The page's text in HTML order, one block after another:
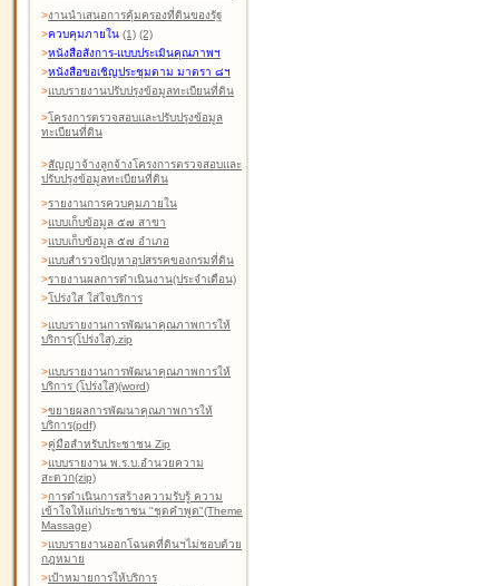
>งานนำเสนอการคุ้มครองที่ดินของรัฐ
>ควบคุมภายใน (1) (2)
>หนังสือสังการ-แบบประเมินคุณภาพฯ
>หนังสือขอเชิญประชุมตาม มาตรา ๘ฯ
>แบบรายงานปรับปรุงข้อมูลทะเบียนที่ดิน
>โครงการตรวจสอบและปรับปรุงข้อมูล
ทะเบียนที่ดิน
>สัญญาจ้างลูกจ้างโครงการตรวจสอบและ
ปรับปรุงข้อมูลทะเบียนที่ดิน
>รายงานการควบคุมภายใน
>แบบเก็บข้อมูล ๕๗ สาขา
>แบบเก็บข้อมูล ๕๗ อำเภอ
>แบบสำรวจปัญหาอุปสรรคของกรมที่ดิน
>รายงานผลการดำเนินงาน(ประจำเดือน)
>โปร่งใส ใส่ใจบริการ
>แบบรายงานการพัฒนาคุณภาพการให้
บริการ(โปร่งใส).zip
>แบบรายงานการพัฒนาคุณภาพการให้
บริการ (โปร่งใส)(word)
>ขยายผลการพัฒนาคุณภาพการให้
บริการ(pdf)
>คู่มือสำหรับประชาชน Zip
>แบบรายงาน พ.ร.บ.อำนวยความ
สะดวก(zip)
>การดำเนินการสร้างความรับรู้ ความ
เข้าใจให้แก่ประชาชน "ชุดคำพูด"(Theme
Massage)
>แบบรายงานออกโฉนดที่ดินฯไม่ชอบด้วย
กฎหมาย
>เป้าหมายการให้บริการ